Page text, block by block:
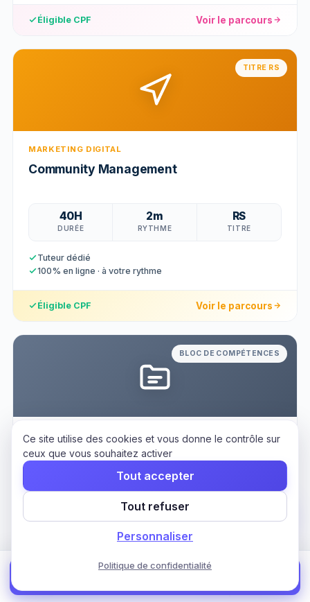
Éligible CPF Voir le parcours
TITRE RS
MARKETING DIGITAL
Community Management
40H
DURÉE
2m
RYTHME
RS
TITRE
Tuteur dédié
100% en ligne · à votre rythme
Éligible CPF Voir le parcours
BLOC DE COMPÉTENCES
SECRÉTARIAT
Secrétaire Comptable
3m
Éligible CPF Voir le parcours
Ce site utilise des cookies et vous donne le contrôle sur
ceux que vous souhaitez activer
Tout accepter
Tout refuser
Personnaliser
Politique de confidentialité